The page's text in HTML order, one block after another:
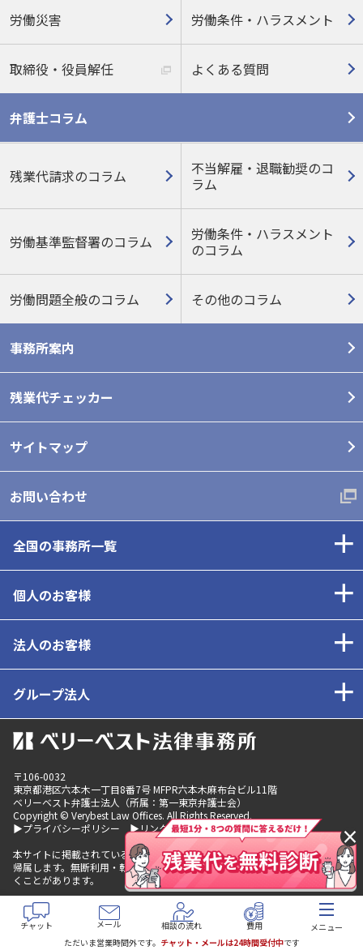
労働災害 労働条件・ハラスメント
取締役・役員解任 よくある質問
弁護士コラム
残業代請求のコラム
不当解雇・退職勧奨のコ
ラム
労働基準監督署のコラム
労働条件・ハラスメント
のコラム
労働問題全般のコラム その他のコラム
事務所案内
残業代チェッカー
サイトマップ
お問い合わせ
全国の事務所一覧
個人のお客様
法人のお客様
グループ法人
〒106-0032
東京都港区六本木一丁目8番7号 MFPR六本木麻布台ビル11階
ベリーベスト弁護士法人（所属：第一東京弁護士会）
Copyright © Verybest Law Offices. All Rights Reserved.
▶プライバシーポリシー
▶リンクポリシー
本サイトに掲載されているコンテンツの著作権は、ベリーベストグループに
帰属します。無断利用・転載を発見した場合は、法的措置を取らせていただ
くことがあります。
チャット メール 相談の流れ 費用
メニュー
ただいま営業時間外です。 チャット・メールは24時間受付中です
×